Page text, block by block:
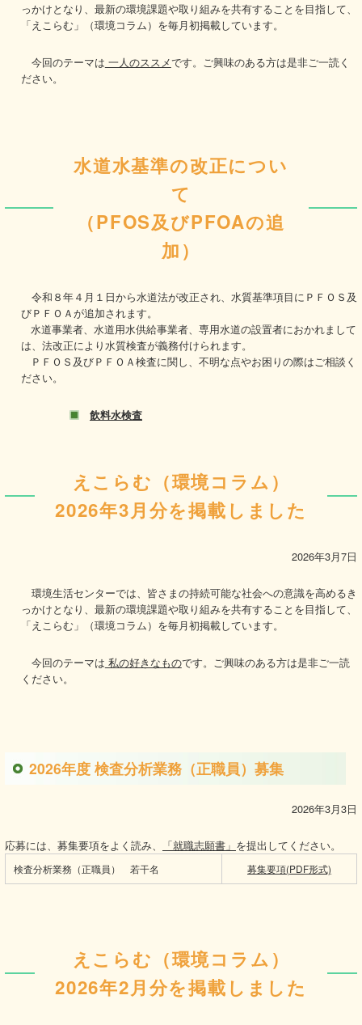
っかけとなり、最新の環境課題や取り組みを共有することを目指して、
「えこらむ」（環境コラム）を毎月初掲載しています。
今回のテーマは 一人のススメです。ご興味のある方は是非ご一読く
ださい。
水道水基準の改正につい
て
（PFOS及びPFOAの追
加）
令和８年４月１日から水道法が改正され、水質基準項目にＰＦＯＳ及
びＰＦＯＡが追加されます。
水道事業者、水道用水供給事業者、専用水道の設置者におかれまして
は、法改正により水質検査が義務付けられます。
ＰＦＯＳ及びＰＦＯＡ検査に関し、不明な点やお困りの際はご相談く
ださい。
飲料水検査
えこらむ（環境コラム）
2026年3月分を掲載しました
2026年3月7日
環境生活センターでは、皆さまの持続可能な社会への意識を高めるき
っかけとなり、最新の環境課題や取り組みを共有することを目指して、
「えこらむ」（環境コラム）を毎月初掲載しています。
今回のテーマは 私の好きなものです。ご興味のある方は是非ご一読
ください。
2026年度 検査分析業務（正職員）募集
2026年3月3日
応募には、募集要項をよく読み、 「就職志願書」 を提出してください。
検査分析業務（正職員） 若干名 募集要項(PDF形式)
えこらむ（環境コラム）
2026年2月分を掲載しました